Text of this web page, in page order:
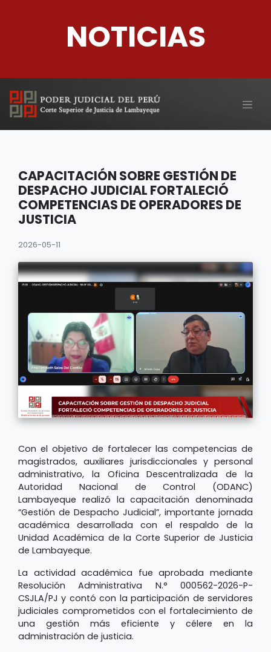
NOTICIAS
CAPACITACIÓN SOBRE GESTIÓN DE
DESPACHO JUDICIAL FORTALECIÓ
COMPETENCIAS DE OPERADORES DE
JUSTICIA
2026-05-11
Con el objetivo de fortalecer las competencias de
magistrados, auxiliares jurisdiccionales y personal
administrativo, la Oficina Descentralizada de la
Autoridad Nacional de Control (ODANC)
Lambayeque realizó la capacitación denominada
“Gestión de Despacho Judicial”, importante jornada
académica desarrollada con el respaldo de la
Unidad Académica de la Corte Superior de Justicia
de Lambayeque.
La actividad académica fue aprobada mediante
Resolución Administrativa N.° 000562-2026-P-
CSJLA/PJ y contó con la participación de servidores
judiciales comprometidos con el fortalecimiento de
una gestión más eficiente y célere en la
administración de justicia.